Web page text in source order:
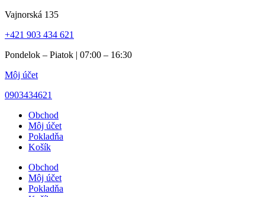
Preskočiť
obsah
Vajnorská 135
+421 903 434 621
Pondelok – Piatok | 07:00 – 16:30
Môj účet
0903434621
Obchod
Môj účet
Pokladňa
Košík
Obchod
Môj účet
Pokladňa